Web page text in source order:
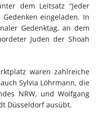
dem Leitsatz “Jeder
eingeladen. In
Gedenktag, an dem
Juden der Shoah
waren zahlreiche
Sylvia Löhrmann, die
NRW, und Wolfgang
Düsseldorf ausübt.